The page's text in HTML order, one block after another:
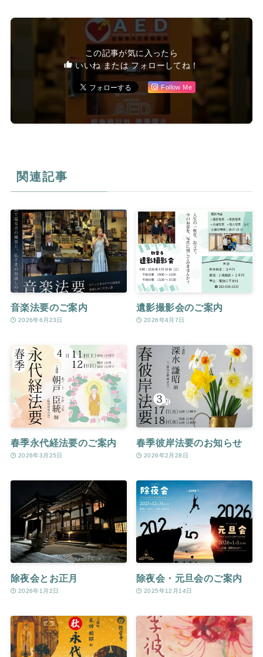
この記事が気に入ったら
いいね または フォローしてね！
Follow Me
関連記事
音楽法要のご案内
2026年6月23日
遺影撮影会のご案内
2026年4月7日
春季永代経法要のご案内
2026年3月25日
春季彼岸法要のお知らせ
2026年2月28日
除夜会とお正月
2026年1月2日
除夜会・元旦会のご案内
2025年12月14日